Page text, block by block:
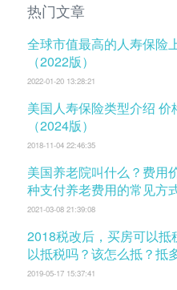
热门文章
全球市值最高的人寿保险
（2022版）
2022-01-20 13:28:21
美国人寿保险类型介绍 价格和保费 及优缺点对比
（2024版）
2018-11-04 22:46:35
美国养老院叫什么？费用
种支付养老费用的常见方
2021-03-08 21:39:08
2018税改后，买房可以
以抵税吗？该怎么抵？抵
2019-05-17 15:37:41